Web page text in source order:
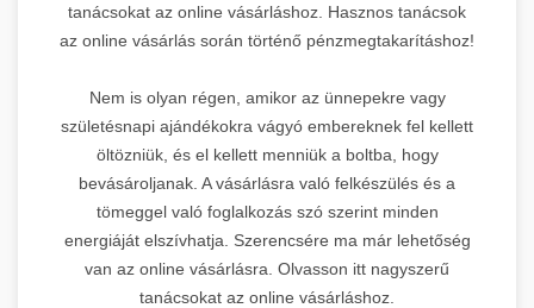
tanácsokat az online vásárláshoz. Hasznos tanácsok
az online vásárlás során történő pénzmegtakarításhoz!
Nem is olyan régen, amikor az ünnepekre vagy
születésnapi ajándékokra vágyó embereknek fel kellett
öltözniük, és el kellett menniük a boltba, hogy
bevásároljanak. A vásárlásra való felkészülés és a
tömeggel való foglalkozás szó szerint minden
energiáját elszívhatja. Szerencsére ma már lehetőség
van az online vásárlásra. Olvasson itt nagyszerű
tanácsokat az online vásárláshoz.